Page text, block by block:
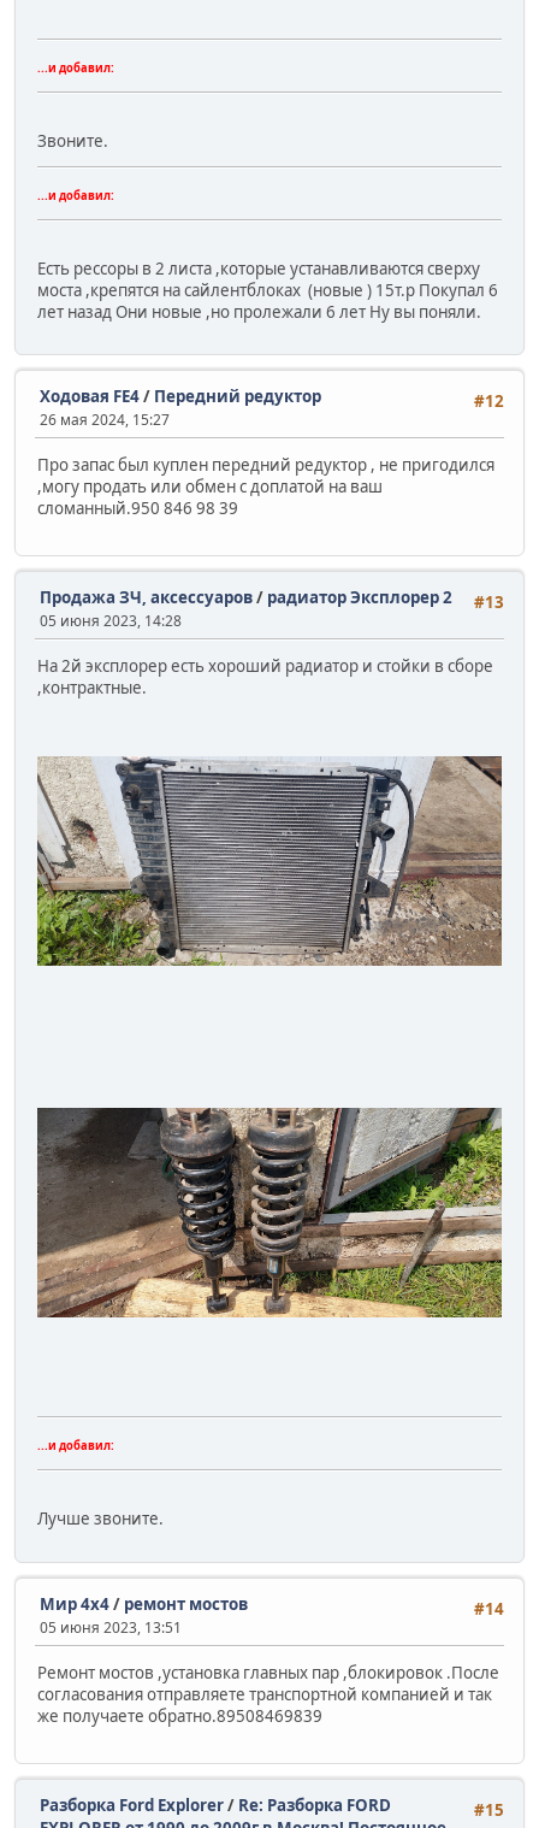
...и добавил:
Звоните.
...и добавил:
Есть рессоры в 2 листа ,которые устанавливаются сверху
моста ,крепятся на сайлентблоках (новые ) 15т.р Покупал 6
лет назад Они новые ,но пролежали 6 лет Ну вы поняли.
#12
Ходовая FE4/ Передний редуктор
26 мая 2024, 15:27
Про запас был куплен передний редуктор , не пригодился
,могу продать или обмен с доплатой на ваш
сломанный.950 846 98 39
#13
Продажа ЗЧ, аксессуаров/ радиатор Эксплорер 2
05 июня 2023, 14:28
На 2й эксплорер есть хороший радиатор и стойки в сборе
,контрактные.
...и добавил:
Лучше звоните.
#14
Мир 4х4/ ремонт мостов
05 июня 2023, 13:51
Ремонт мостов ,установка главных пар ,блокировок .После
согласования отправляете транспортной компанией и так
же получаете обратно.89508469839
#15
Разборка Ford Explorer/ Re: Разборка FORD